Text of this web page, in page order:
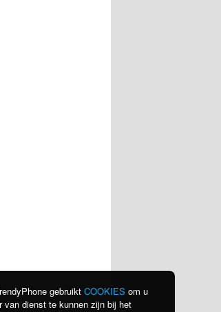
gebruikt COOKIES om u
van dienst te kunnen zijn bij het